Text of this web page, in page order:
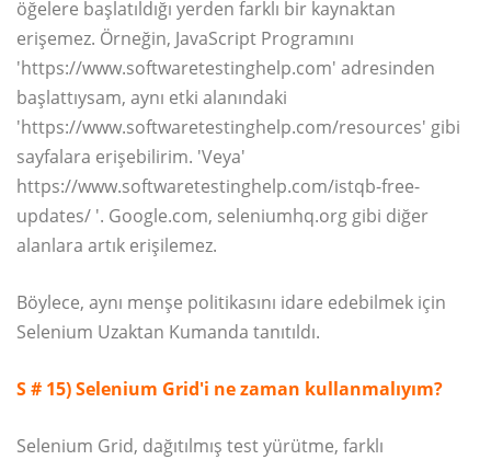
öğelere başlatıldığı yerden farklı bir kaynaktan
erişemez. Örneğin, JavaScript Programını
'https://www.softwaretestinghelp.com' adresinden
başlattıysam, aynı etki alanındaki
'https://www.softwaretestinghelp.com/resources' gibi
sayfalara erişebilirim. 'Veya'
https://www.softwaretestinghelp.com/istqb-free-
updates/ '. Google.com, seleniumhq.org gibi diğer
alanlara artık erişilemez.
Böylece, aynı menşe politikasını idare edebilmek için
Selenium Uzaktan Kumanda tanıtıldı.
S # 15)Selenium Grid'i ne zaman kullanmalıyım?
Selenium Grid, dağıtılmış test yürütme, farklı